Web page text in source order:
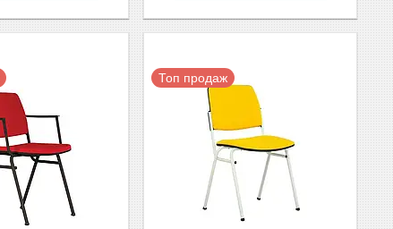
Топ продаж